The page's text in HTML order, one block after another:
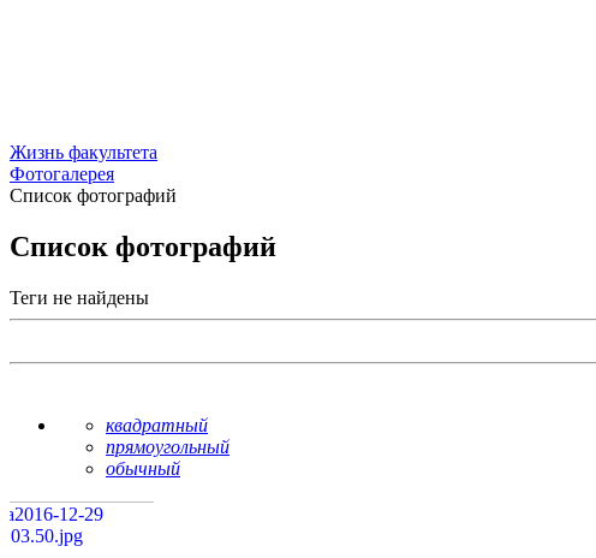
Жизнь факультета
Фотогалерея
Список фотографий
Список фотографий
Теги не найдены
квадратный
прямоугольный
обычный